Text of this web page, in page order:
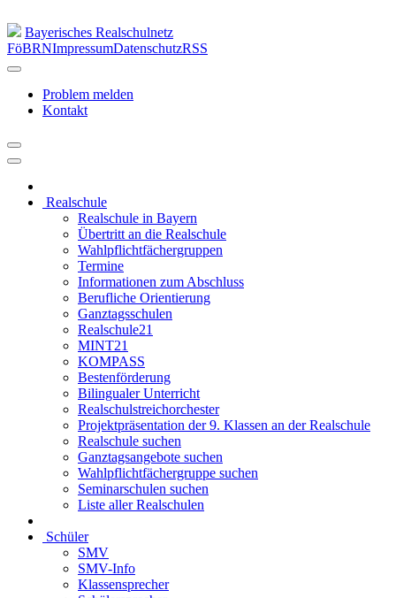
Bayerisches Realschulnetz
FöBRNImpressumDatenschutzRSS
Problem melden
Kontakt
Realschule
Realschule in Bayern
Übertritt an die Realschule
Wahlpflichtfächergruppen
Termine
Informationen zum Abschluss
Berufliche Orientierung
Ganztagsschulen
Realschule21
MINT21
KOMPASS
Bestenförderung
Bilingualer Unterricht
Realschulstreichorchester
Projektpräsentation der 9. Klassen an der Realschule
Realschule suchen
Ganztagsangebote suchen
Wahlpflichtfächergruppe suchen
Seminarschulen suchen
Liste aller Realschulen
Schüler
SMV
SMV-Info
Klassensprecher